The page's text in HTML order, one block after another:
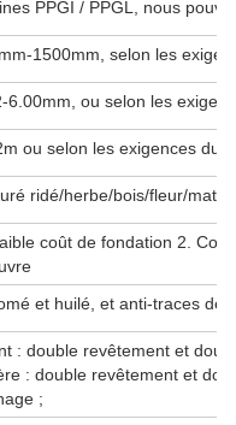
PPGI / PPGL, nous
1500mm, selon les
6.00mm, ou selon les
ou selon les exigences du
ridé/herbe/bois/fleur/mat/
coût de fondation 2.
et huilé, et anti-traces de
: double revêtement et
: double revêtement et
;